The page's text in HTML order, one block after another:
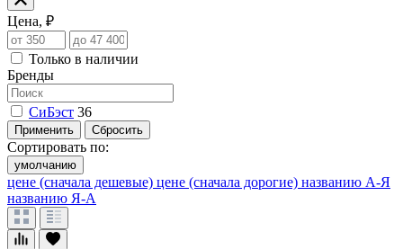
Цена, ₽
Только в наличии
Бренды
СиБэст 36
Применить Сбросить
Сортировать по:
умолчанию
цене (сначала дешевые) цене (сначала дорогие) названию А-Я
названию Я-А